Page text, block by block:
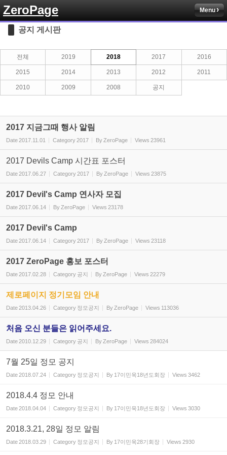
ZeroPage Menu
공지 게시판
전체 2019 2018 2017 2016
2015 2014 2013 2012 2011
2010 2009 2008 공지
2017 지금그때 행사 알림
Date2017.11.01 Category2017 By ZeroPage Views 23961
2017 Devils Camp 시간표 포스터
Date2017.06.27 Category2017 By ZeroPage Views 23875
2017 Devil's Camp 연사자 모집
Date2017.06.14 By ZeroPage Views 23178
2017 Devil's Camp
Date2017.06.14 Category2017 By ZeroPage Views 23118
2017 ZeroPage 홍보 포스터
Date2017.02.28 Category 공지 By ZeroPage Views 22279
제로페이지 정기모임 안내
Date2013.04.26 Category 정모공지 By ZeroPage Views 113036
처음 오신 분들은 읽어주세요.
Date2010.12.29 Category 공지 By ZeroPage Views 284024
7월 25일 정모 공지
Date2018.07.24 Category 정모공지 By 17이민욱18년도회장 Views 3462
2018.4.4 정모 안내
Date2018.04.04 Category 정모공지 By 17이민욱18년도회장 Views 3030
2018.3.21, 28일 정모 알림
Date2018.03.29 Category 정모공지 By 17이민욱28기회장 Views 2930
Sketchbook5, 스케치북5
Sketchbook5, 스케치북5